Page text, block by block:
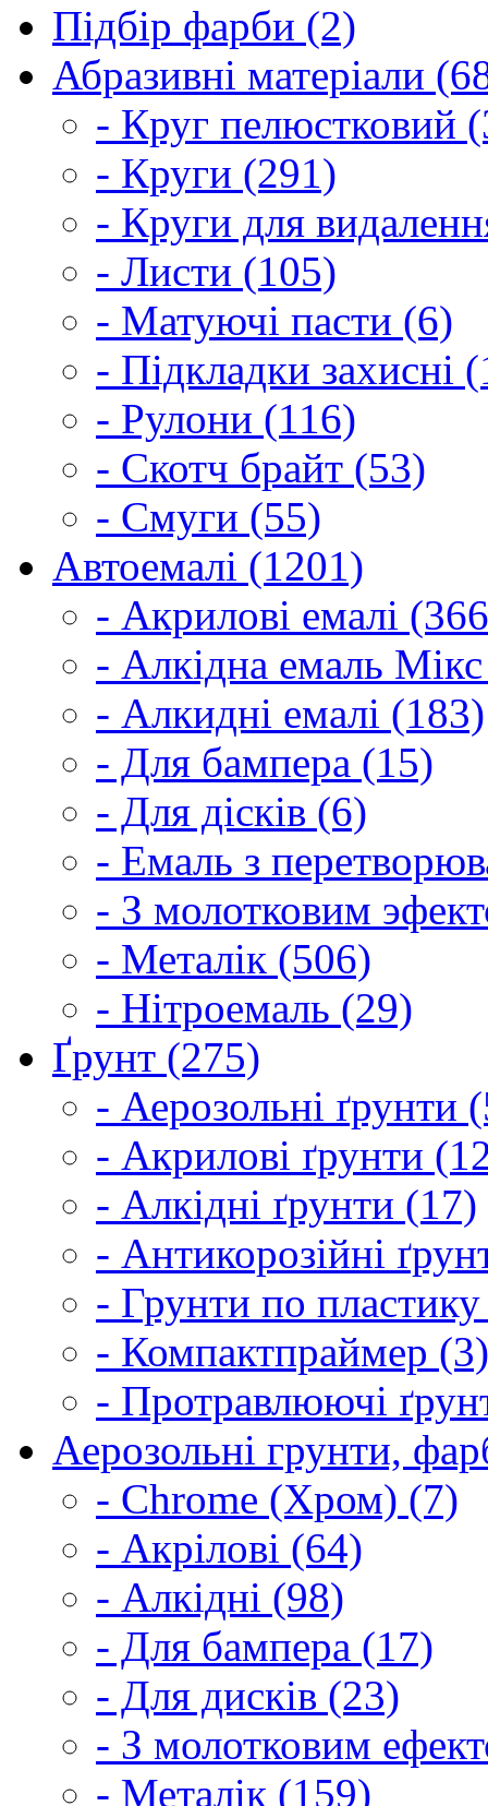
Підбір фарби (2)
Абразивні матеріали
- Круг пелюстковий
- Круги (291)
- Круги для
- Листи (105)
- Матуючі пасти (6)
- Підкладки захисні
- Рулони (116)
- Скотч брайт (53)
- Смуги (55)
Автоемалі (1201)
- Акрилові емалі
- Алкідна емаль
- Алкидні емалі (183)
- Для бампера (15)
- Для дісків (6)
- Емаль з
- З молотковим
- Металік (506)
- Нітроемаль (29)
Ґрунт (275)
- Аерозольні ґрунти
- Акрилові ґрунти
- Алкідні ґрунти (17)
- Антикорозійні
- Грунти по
- Компактпраймер (3)
- Протравлюючі
Аерозольні грунти,
- Chrome (Хром) (7)
- Акрілові (64)
- Алкідні (98)
- Для бампера (17)
- Для дисків (23)
- З молотковим
- Металік (159)